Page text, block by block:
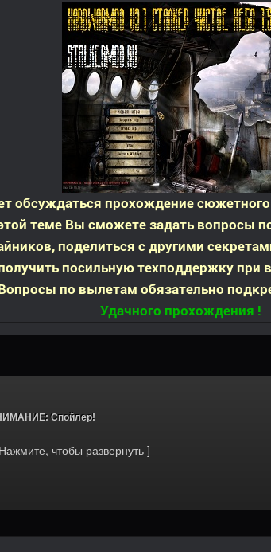
обсуждаться прохождение
этой теме Вы сможете задать вопросы
поделиться с другими
посильную техподдержку при
по вылетам обязательно
Удачного прохождения !